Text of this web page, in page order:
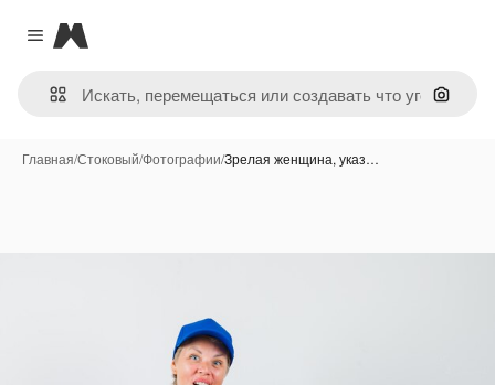
Close menu
Magnific
Поиск
Главная/Стоковый/Фотографии/Зрелая женщина, указ…